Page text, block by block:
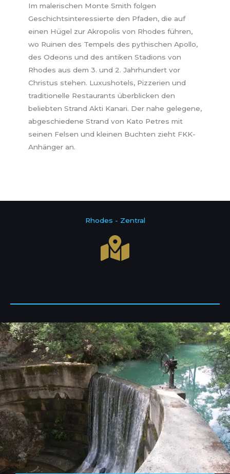
Im malerischen Monte Smith folgen
Geschichtsinteressierte den Pfaden, die auf
einen Hügel zur Akropolis von Rhodes führen,
wo Ruinen des Tempels des pythischen Apollo,
des Odeons und des antiken Stadions von
Rhodes aus dem 3. und 2. Jahrhundert vor
Christus stehen. Luxushotels, Pizzerien und
traditionelle Restaurants überblicken den
beliebten Strand Akti Kanari. Der nahe gelegene,
abgeschiedene Strand von Kato Petres mit
seinen Felsen und kleinen Buchten zieht FKK-
Anhänger an.
Rhodes - Zentral